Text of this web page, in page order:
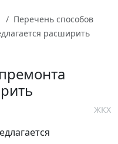
Перечень способов
расширить
ЖКХ